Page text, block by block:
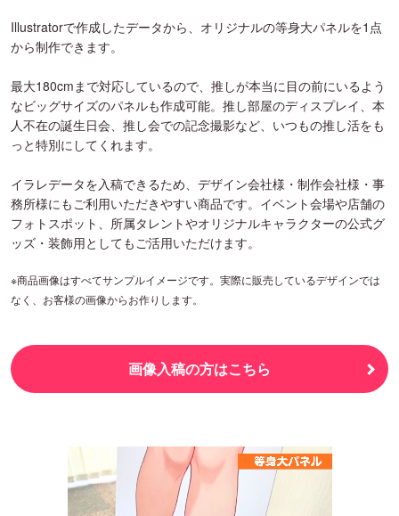
Illustratorで作成したデータから、オリジナルの等身大パネルを1点
から制作できます。
最大180cmまで対応しているので、推しが本当に目の前にいるよう
なビッグサイズのパネルも作成可能。推し部屋のディスプレイ、本
人不在の誕生日会、推し会での記念撮影など、いつもの推し活をも
っと特別にしてくれます。
イラレデータを入稿できるため、デザイン会社様・制作会社様・事
務所様にもご利用いただきやすい商品です。イベント会場や店舗の
フォトスポット、所属タレントやオリジナルキャラクターの公式グ
ッズ・装飾用としてもご活用いただけます。
※商品画像はすべてサンプルイメージです。実際に販売しているデザインでは
なく、お客様の画像からお作りします。
画像入稿の方はこちら